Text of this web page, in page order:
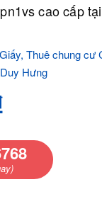
cao cấp
Thuê chung cư
Hưng